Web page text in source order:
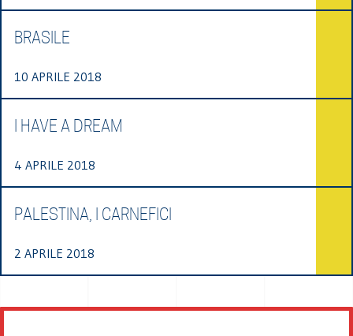
BRASILE
10 APRILE 2018
I HAVE A DREAM
4 APRILE 2018
PALESTINA, I CARNEFICI
2 APRILE 2018